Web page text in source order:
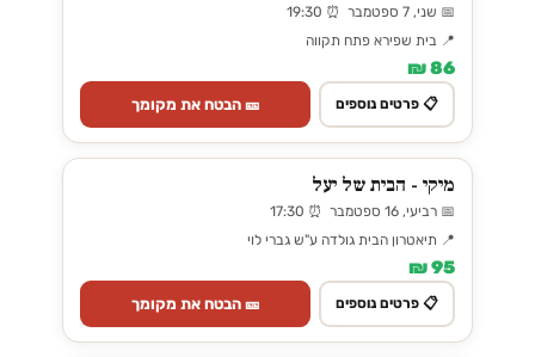
📅 שני, 7 ספטמבר ⏰ 19:30
📍 בית שפירא פתח תקווה
86 ₪
📋 פרטים נוספים 🎫 הבטח את מקומך
מיקי - הבית של יעל
📅 רביעי, 16 ספטמבר ⏰ 17:30
📍 תיאטרון הבית גולדה ע"ש גברי לוי
95 ₪
📋 פרטים נוספים 🎫 הבטח את מקומך